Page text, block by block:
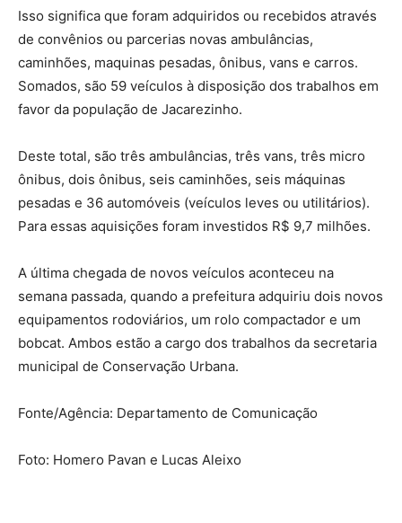
Isso significa que foram adquiridos ou recebidos através
de convênios ou parcerias novas ambulâncias,
caminhões, maquinas pesadas, ônibus, vans e carros.
Somados, são 59 veículos à disposição dos trabalhos em
favor da população de Jacarezinho.
Deste total, são três ambulâncias, três vans, três micro
ônibus, dois ônibus, seis caminhões, seis máquinas
pesadas e 36 automóveis (veículos leves ou utilitários).
Para essas aquisições foram investidos R$ 9,7 milhões.
A última chegada de novos veículos aconteceu na
semana passada, quando a prefeitura adquiriu dois novos
equipamentos rodoviários, um rolo compactador e um
bobcat. Ambos estão a cargo dos trabalhos da secretaria
municipal de Conservação Urbana.
Fonte/Agência: Departamento de Comunicação
Foto: Homero Pavan e Lucas Aleixo